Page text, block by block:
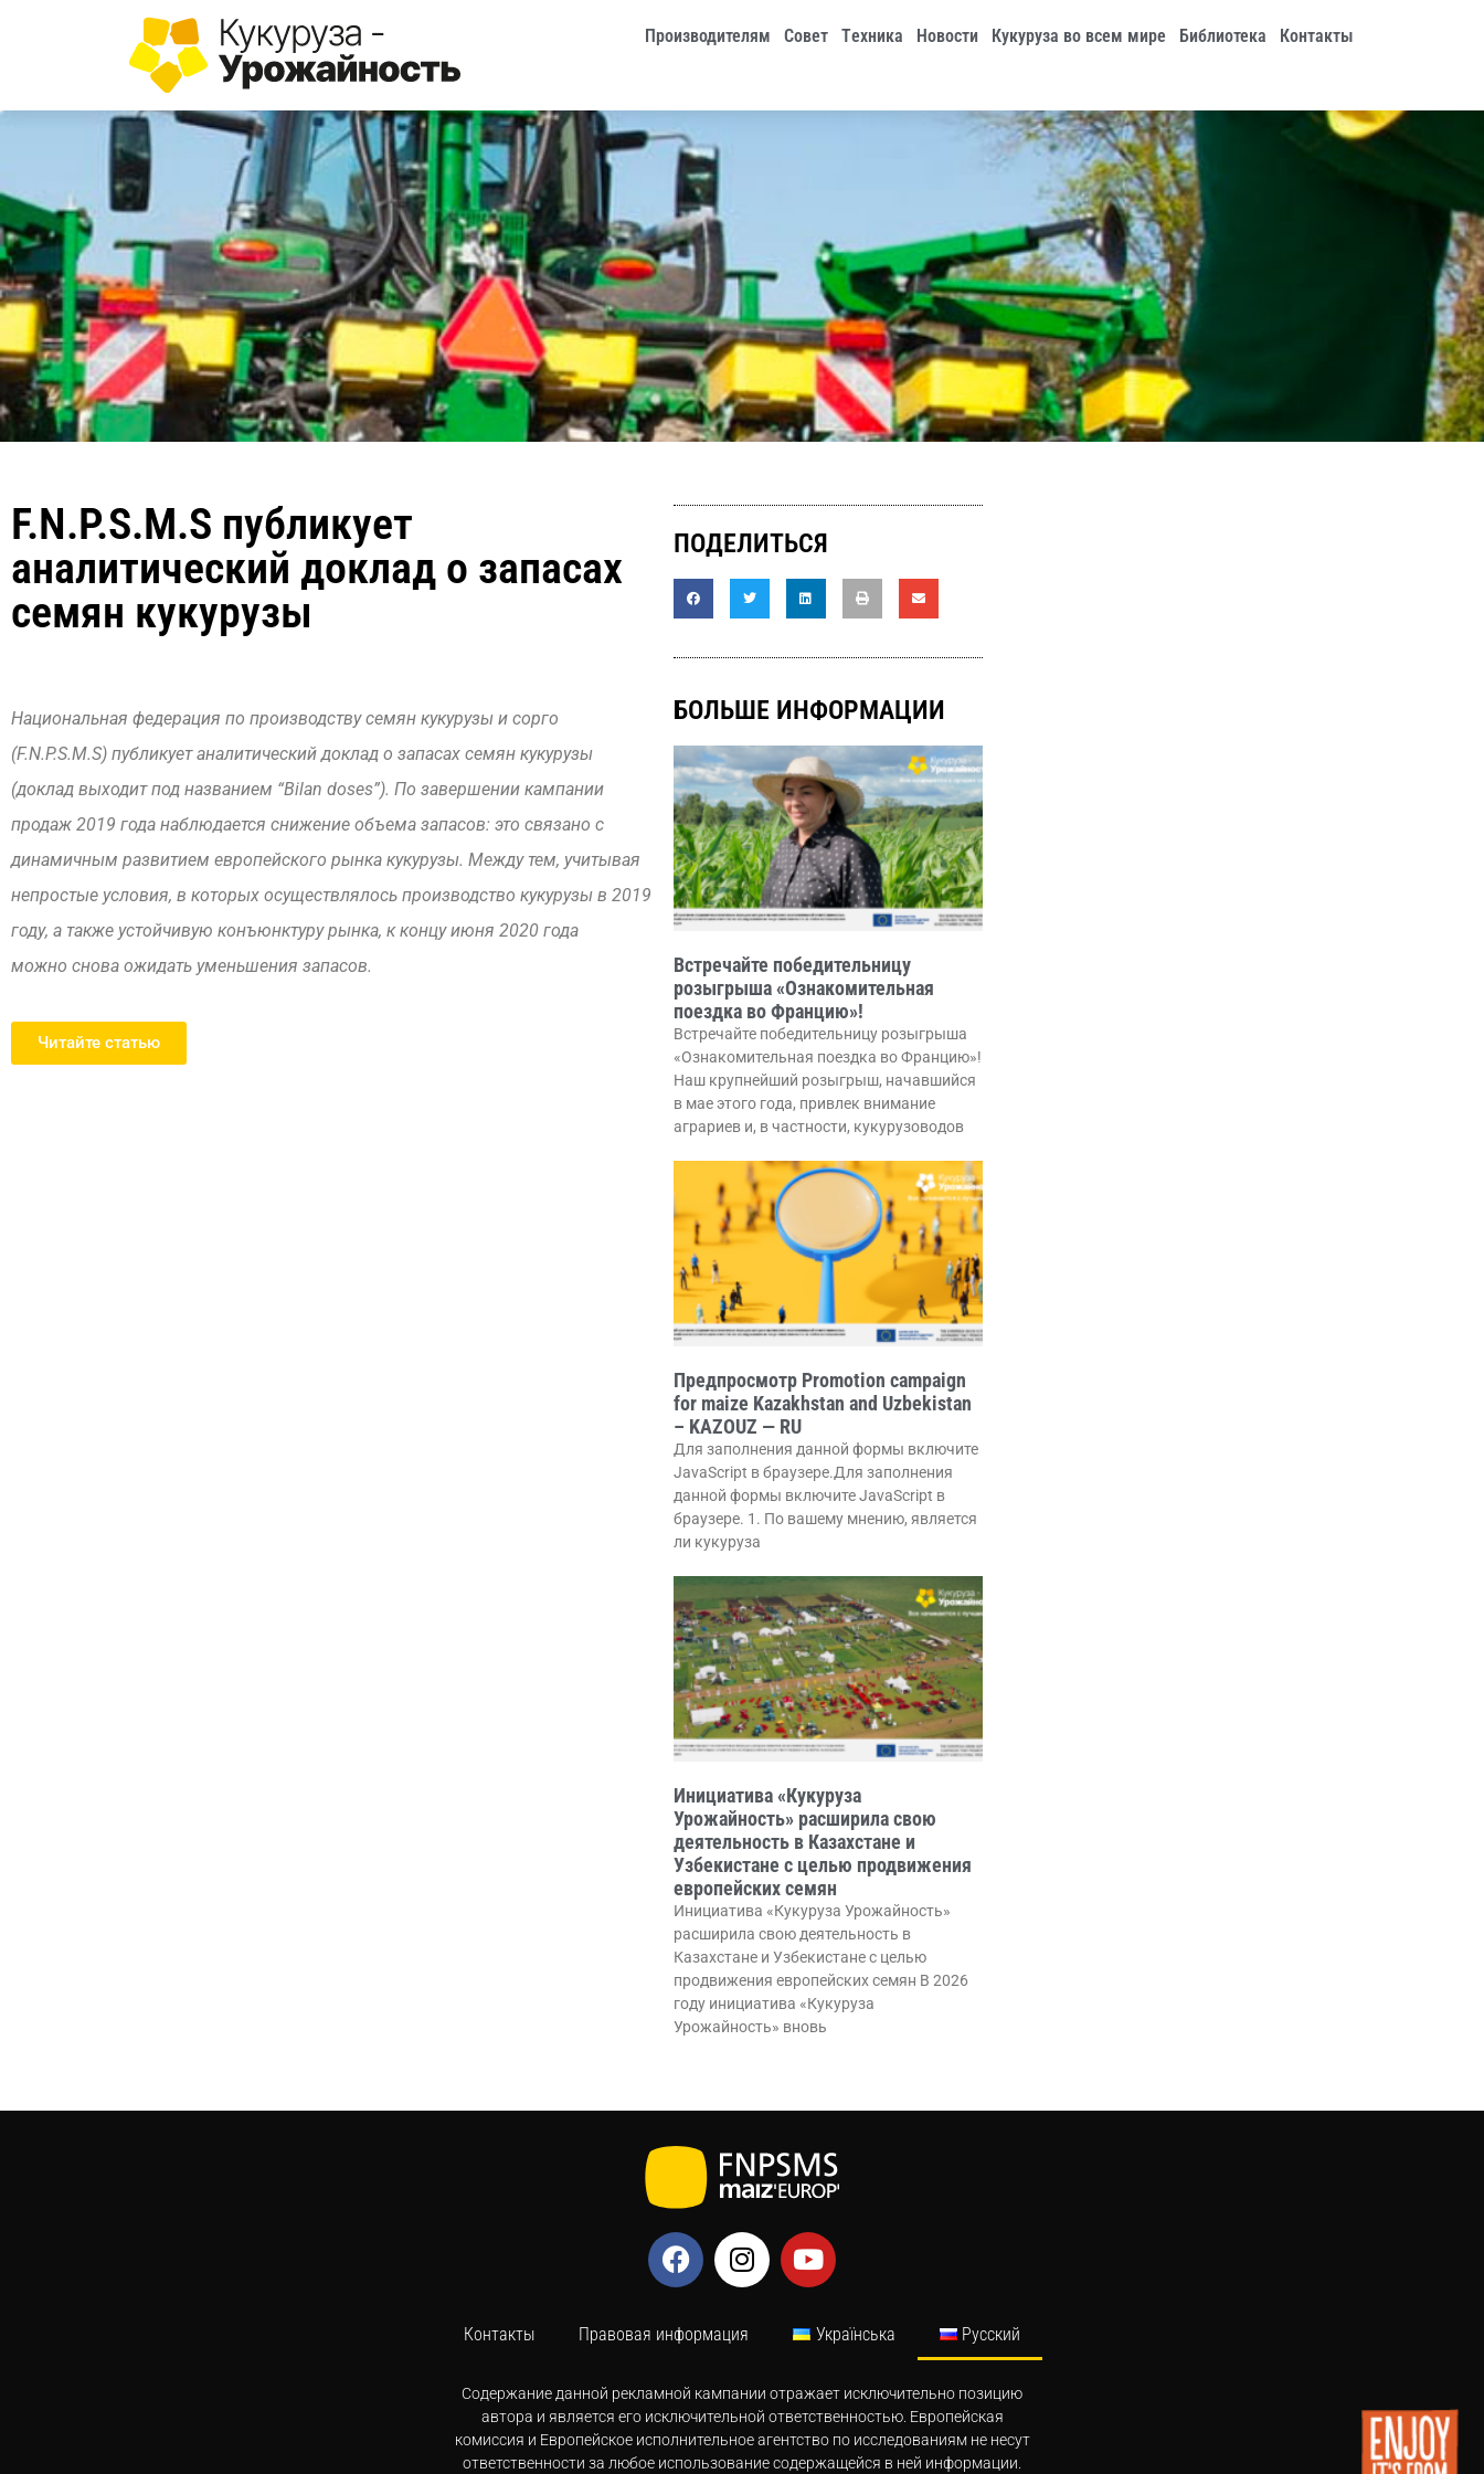
Производителям Совет Tехника Новости Кукуруза во всем мире Библиотека Контакты
F.N.P.S.M.S публикует
аналитический доклад о запасах
семян кукурузы
Национальная федерация по производству семян кукурузы и сорго
(F.N.P.S.M.S) публикует аналитический доклад о запасах семян кукурузы
(доклад выходит под названием “Bilan doses”). По завершении кампании
продаж 2019 года наблюдается снижение объема запасов: это связано с
динамичным развитием европейского рынка кукурузы. Между тем, учитывая
непростые условия, в которых осуществлялось производство кукурузы в 2019
году, а также устойчивую конъюнктуру рынка, к концу июня 2020 года
можно снова ожидать уменьшения запасов.
Читайте статью
ПОДЕЛИТЬСЯ
БОЛЬШЕ ИНФОРМАЦИИ
Встречайте победительницу
розыгрыша «Ознакомительная
поездка во Францию»!
Встречайте победительницу розыгрыша
«Ознакомительная поездка во Францию»!
Наш крупнейший розыгрыш, начавшийся
в мае этого года, привлек внимание
аграриев и, в частности, кукурузоводов
Предпросмотр Promotion campaign
for maize Kazakhstan and Uzbekistan
– KAZOUZ — RU
Для заполнения данной формы включите
JavaScript в браузере.Для заполнения
данной формы включите JavaScript в
браузере. 1. По вашему мнению, является
ли кукуруза
Инициатива «Кукуруза
Урожайность» расширила свою
деятельность в Казахстане и
Узбекистане с целью продвижения
европейских семян
Инициатива «Кукуруза Урожайность»
расширила свою деятельность в
Казахстане и Узбекистане с целью
продвижения европейских семян В 2026
году инициатива «Кукуруза
Урожайность» вновь
Контакты Правовая информация Українська Русский
Содержание данной рекламной кампании отражает исключительно позицию
автора и является его исключительной ответственностью. Европейская
комиссия и Европейское исполнительное агентство по исследованиям не несут
ответственности за любое использование содержащейся в ней информации.